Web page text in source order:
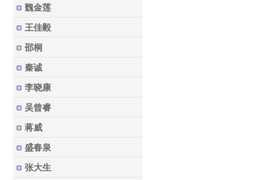
魏金莲
王佳毅
邵桐
秦诚
李晓康
吴曾睿
蒋威
盛春泉
张大生